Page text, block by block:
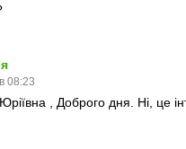
08:23
, Доброго дня. Ні, це